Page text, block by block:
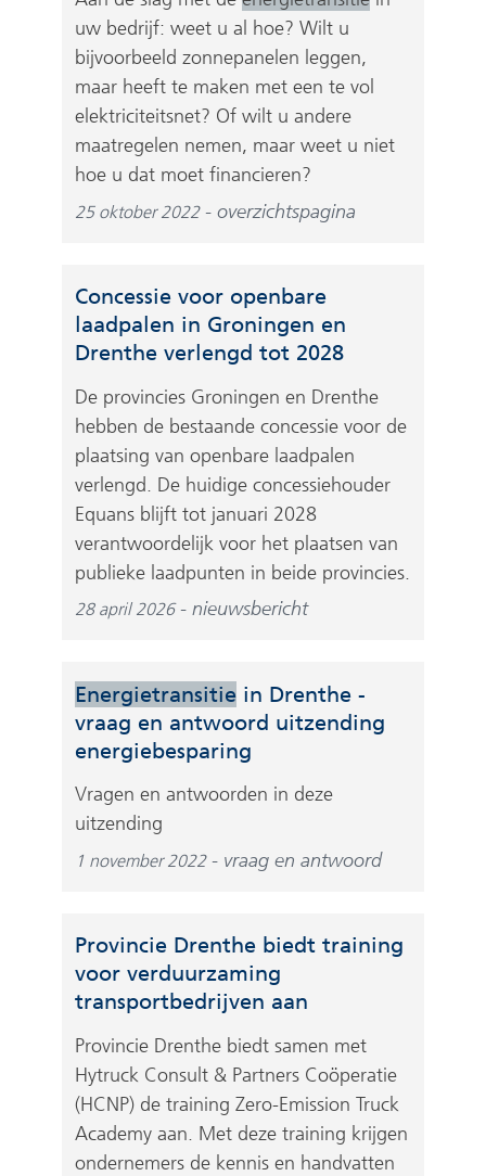
uw bedrijf: weet u al hoe? Wilt u
bijvoorbeeld zonnepanelen leggen,
maar heeft te maken met een te vol
elektriciteitsnet? Of wilt u andere
maatregelen nemen, maar weet u niet
hoe u dat moet financieren?
25 oktober 2022 overzichtspagina
Concessie voor openbare
laadpalen in Groningen en
Drenthe verlengd tot 2028
De provincies Groningen en Drenthe
hebben de bestaande concessie voor de
plaatsing van openbare laadpalen
verlengd. De huidige concessiehouder
Equans blijft tot januari 2028
verantwoordelijk voor het plaatsen van
publieke laadpunten in beide provincies.
28 april 2026 nieuwsbericht
Energietransitiein Drenthe -
vraag en antwoord uitzending
energiebesparing
Vragen en antwoorden in deze
uitzending
1 november 2022 vraag en antwoord
Provincie Drenthe biedt training
voor verduurzaming
transportbedrijven aan
Provincie Drenthe biedt samen met
Hytruck Consult & Partners Coöperatie
(HCNP) de training Zero-Emission Truck
Academy aan. Met deze training krijgen
ondernemers de kennis en handvatten